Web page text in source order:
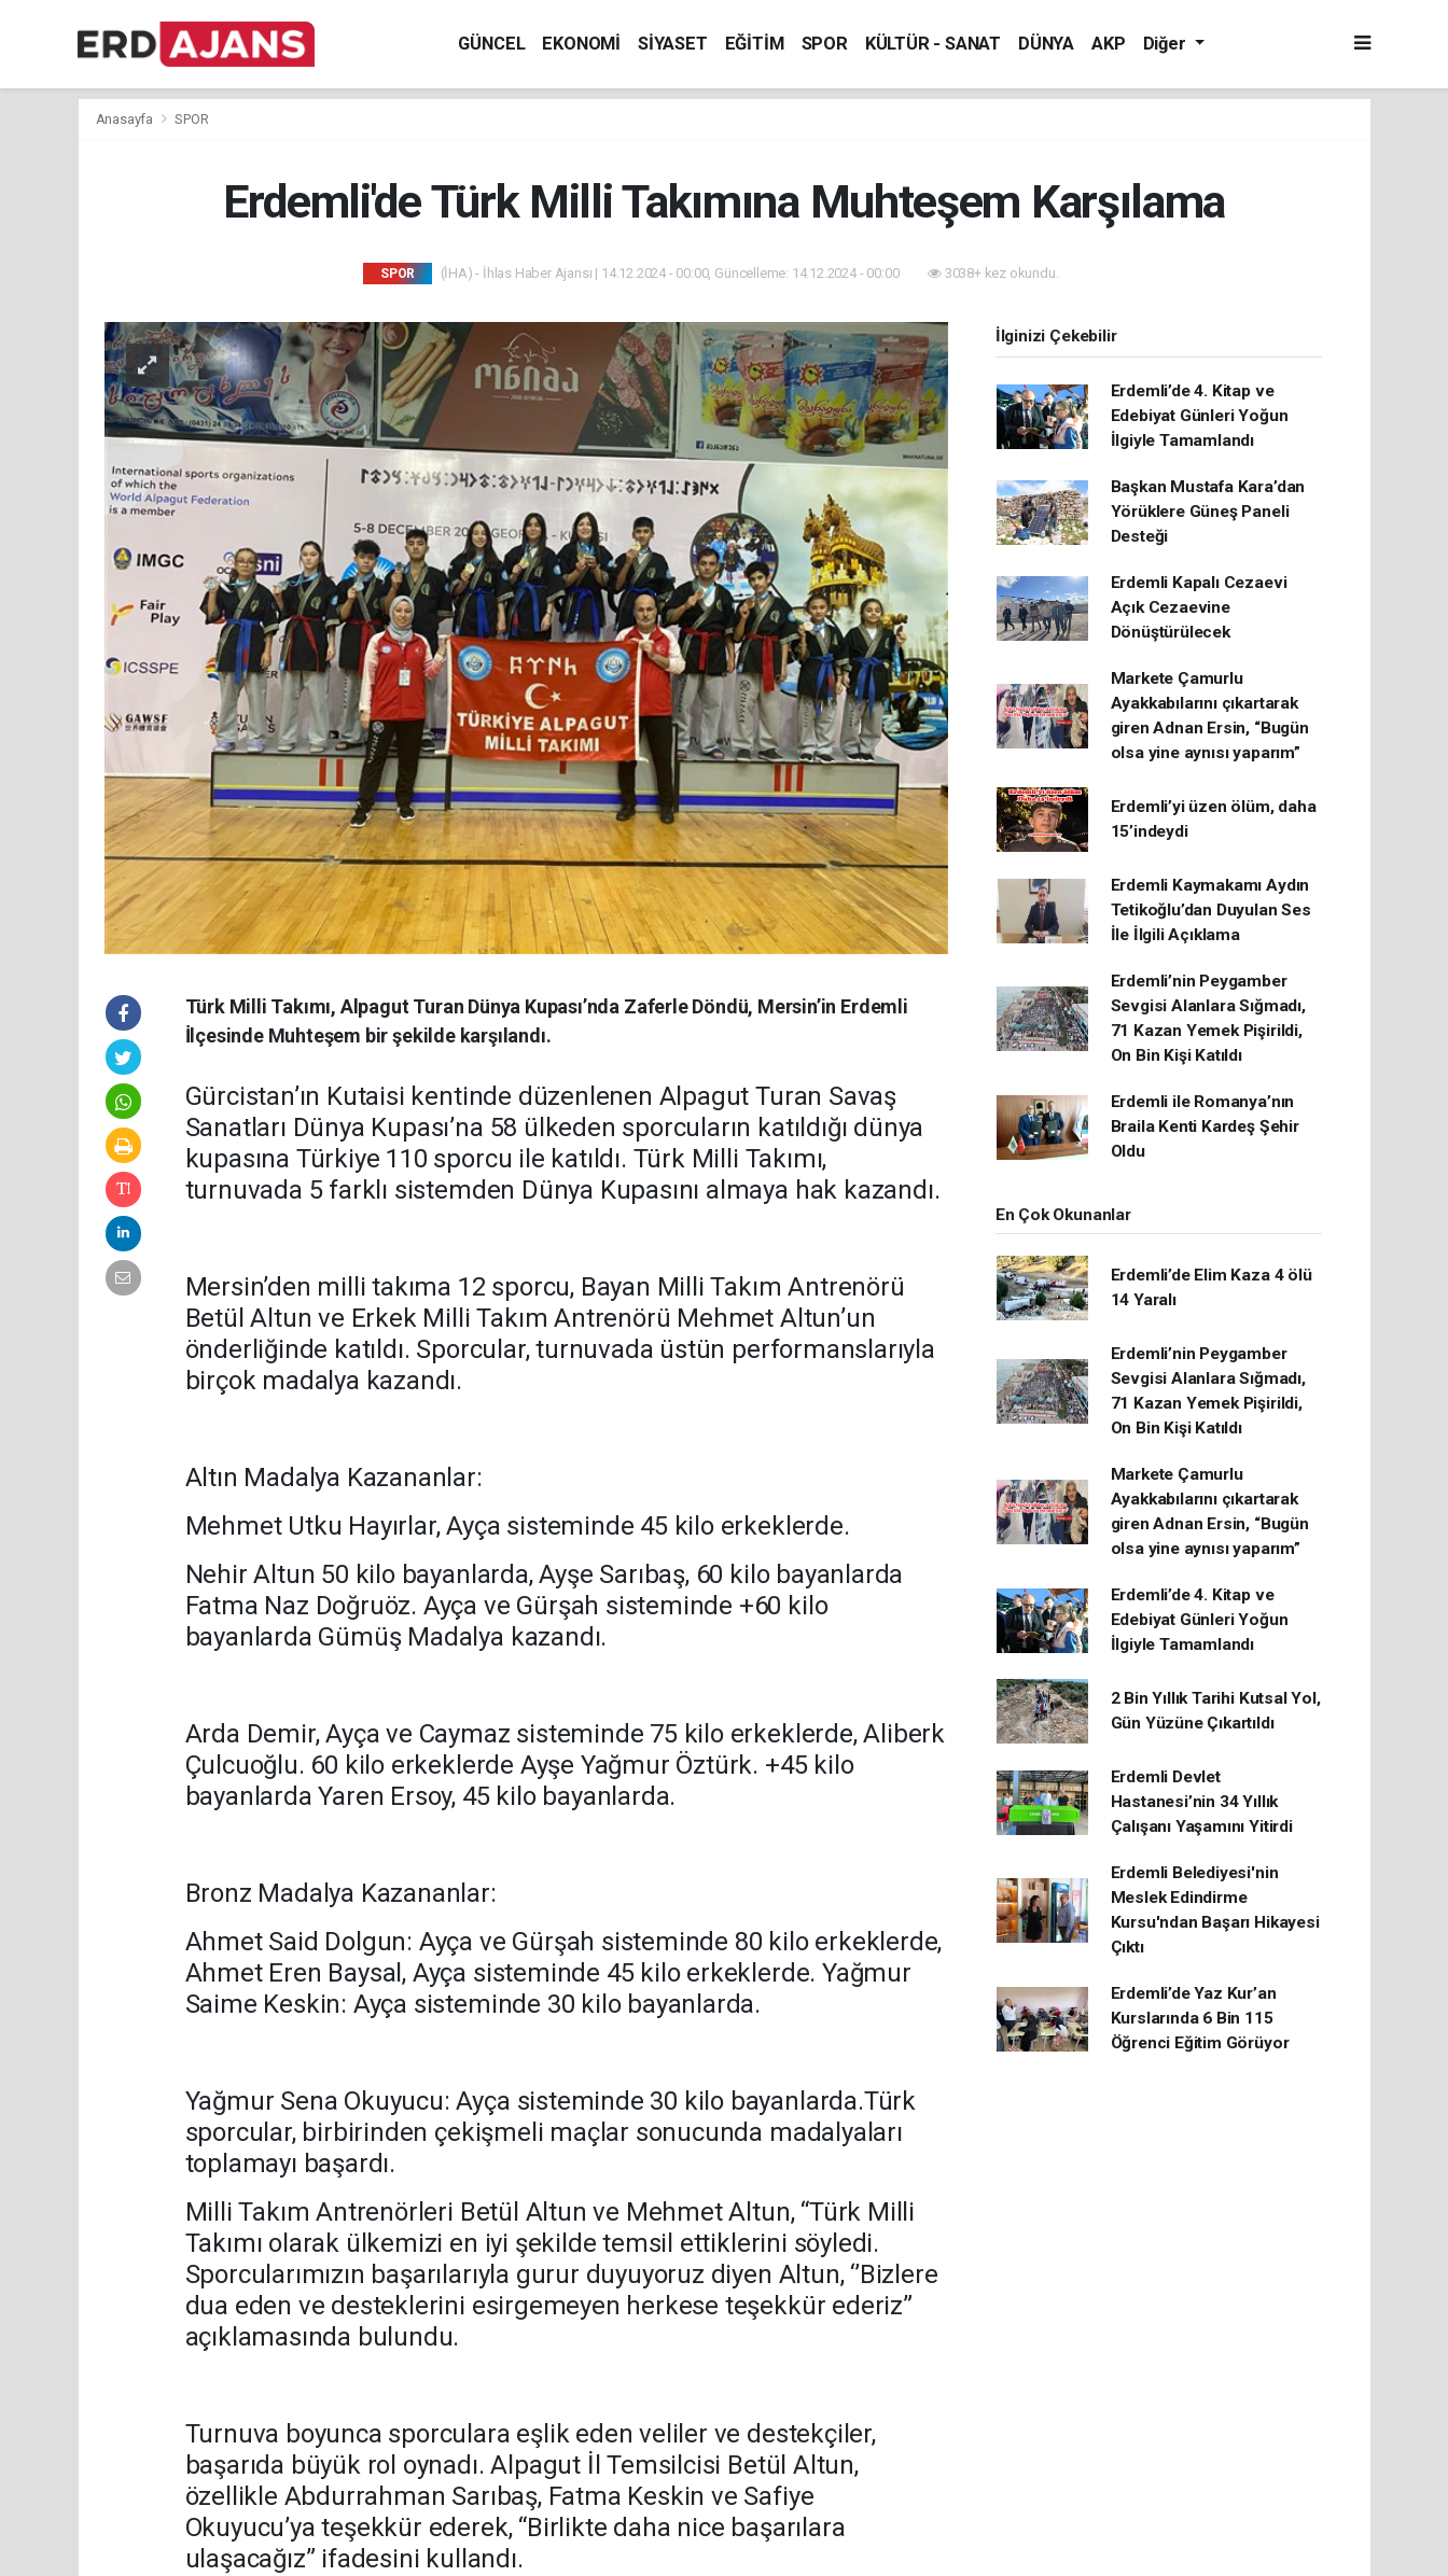
GÜNCEL EKONOMİ SİYASET EĞİTİM SPOR KÜLTÜR - SANAT DÜNYA AKP Diğer
Anasayfa SPOR
Erdemli'de Türk Milli Takımına Muhteşem Karşılama
SPOR (İHA) - İhlas Haber Ajansı | 14.12.2024 - 00:00, Güncelleme: 14.12.2024 - 00:00 3038+ kez okundu.
Türk Milli Takımı, Alpagut Turan Dünya Kupası’nda Zaferle Döndü, Mersin’in Erdemli
İlçesinde Muhteşem bir şekilde karşılandı.
Gürcistan’ın Kutaisi kentinde düzenlenen Alpagut Turan Savaş
Sanatları Dünya Kupası’na 58 ülkeden sporcuların katıldığı dünya
kupasına Türkiye 110 sporcu ile katıldı. Türk Milli Takımı,
turnuvada 5 farklı sistemden Dünya Kupasını almaya hak kazandı.
Mersin’den milli takıma 12 sporcu, Bayan Milli Takım Antrenörü
Betül Altun ve Erkek Milli Takım Antrenörü Mehmet Altun’un
önderliğinde katıldı. Sporcular, turnuvada üstün performanslarıyla
birçok madalya kazandı.
Altın Madalya Kazananlar:
Mehmet Utku Hayırlar, Ayça sisteminde 45 kilo erkeklerde.
Nehir Altun 50 kilo bayanlarda, Ayşe Sarıbaş, 60 kilo bayanlarda
Fatma Naz Doğruöz. Ayça ve Gürşah sisteminde +60 kilo
bayanlarda Gümüş Madalya kazandı.
Arda Demir, Ayça ve Caymaz sisteminde 75 kilo erkeklerde, Aliberk
Çulcuoğlu. 60 kilo erkeklerde Ayşe Yağmur Öztürk. +45 kilo
bayanlarda Yaren Ersoy, 45 kilo bayanlarda.
Bronz Madalya Kazananlar:
Ahmet Said Dolgun: Ayça ve Gürşah sisteminde 80 kilo erkeklerde,
Ahmet Eren Baysal, Ayça sisteminde 45 kilo erkeklerde. Yağmur
Saime Keskin: Ayça sisteminde 30 kilo bayanlarda.
Yağmur Sena Okuyucu: Ayça sisteminde 30 kilo bayanlarda.Türk
sporcular, birbirinden çekişmeli maçlar sonucunda madalyaları
toplamayı başardı.
Milli Takım Antrenörleri Betül Altun ve Mehmet Altun, “Türk Milli
Takımı olarak ülkemizi en iyi şekilde temsil ettiklerini söyledi.
Sporcularımızın başarılarıyla gurur duyuyoruz diyen Altun, ‘’Bizlere
dua eden ve desteklerini esirgemeyen herkese teşekkür ederiz”
açıklamasında bulundu.
Turnuva boyunca sporculara eşlik eden veliler ve destekçiler,
başarıda büyük rol oynadı. Alpagut İl Temsilcisi Betül Altun,
özellikle Abdurrahman Sarıbaş, Fatma Keskin ve Safiye
Okuyucu’ya teşekkür ederek, “Birlikte daha nice başarılara
ulaşacağız” ifadesini kullandı.
İlginizi Çekebilir
Erdemli’de 4. Kitap ve
Edebiyat Günleri Yoğun
İlgiyle Tamamlandı
Başkan Mustafa Kara’dan
Yörüklere Güneş Paneli
Desteği
Erdemli Kapalı Cezaevi
Açık Cezaevine
Dönüştürülecek
Markete Çamurlu
Ayakkabılarını çıkartarak
giren Adnan Ersin, “Bugün
olsa yine aynısı yaparım”
Erdemli’yi üzen ölüm, daha
15’indeydi
Erdemli Kaymakamı Aydın
Tetikoğlu’dan Duyulan Ses
İle İlgili Açıklama
Erdemli’nin Peygamber
Sevgisi Alanlara Sığmadı,
71 Kazan Yemek Pişirildi,
On Bin Kişi Katıldı
Erdemli ile Romanya’nın
Braila Kenti Kardeş Şehir
Oldu
En Çok Okunanlar
Erdemli’de Elim Kaza 4 ölü
14 Yaralı
Erdemli’nin Peygamber
Sevgisi Alanlara Sığmadı,
71 Kazan Yemek Pişirildi,
On Bin Kişi Katıldı
Markete Çamurlu
Ayakkabılarını çıkartarak
giren Adnan Ersin, “Bugün
olsa yine aynısı yaparım”
Erdemli’de 4. Kitap ve
Edebiyat Günleri Yoğun
İlgiyle Tamamlandı
2 Bin Yıllık Tarihi Kutsal Yol,
Gün Yüzüne Çıkartıldı
Erdemli Devlet
Hastanesi’nin 34 Yıllık
Çalışanı Yaşamını Yitirdi
Erdemli Belediyesi'nin
Meslek Edindirme
Kursu'ndan Başarı Hikayesi
Çıktı
Erdemli’de Yaz Kur’an
Kurslarında 6 Bin 115
Öğrenci Eğitim Görüyor